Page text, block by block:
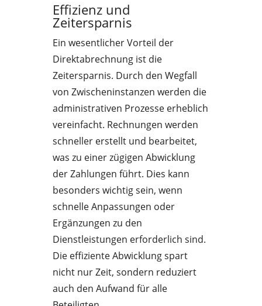
Effizienz und
Zeitersparnis
Ein wesentlicher Vorteil der
Direktabrechnung ist die
Zeitersparnis. Durch den Wegfall
von Zwischeninstanzen werden die
administrativen Prozesse erheblich
vereinfacht. Rechnungen werden
schneller erstellt und bearbeitet,
was zu einer zügigen Abwicklung
der Zahlungen führt. Dies kann
besonders wichtig sein, wenn
schnelle Anpassungen oder
Ergänzungen zu den
Dienstleistungen erforderlich sind.
Die effiziente Abwicklung spart
nicht nur Zeit, sondern reduziert
auch den Aufwand für alle